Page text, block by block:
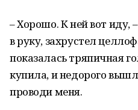
– Хорошо. К ней вот иду,
в руку, захрустел
показалась тряпичная
купила, и недорого
проводи меня.